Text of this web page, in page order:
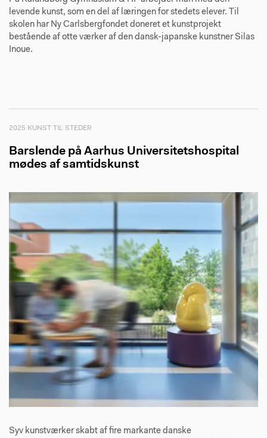
levende kunst, som en del af læringen for stedets elever. Til
skolen har Ny Carlsbergfondet doneret et kunstprojekt
bestående af otte værker af den dansk-japanske kunstner Silas
Inoue.
2025 KUNST TIL STEDER
Barslende på Aarhus Universitetshospital
mødes af samtidskunst
Syv kunstværker skabt af fire markante danske